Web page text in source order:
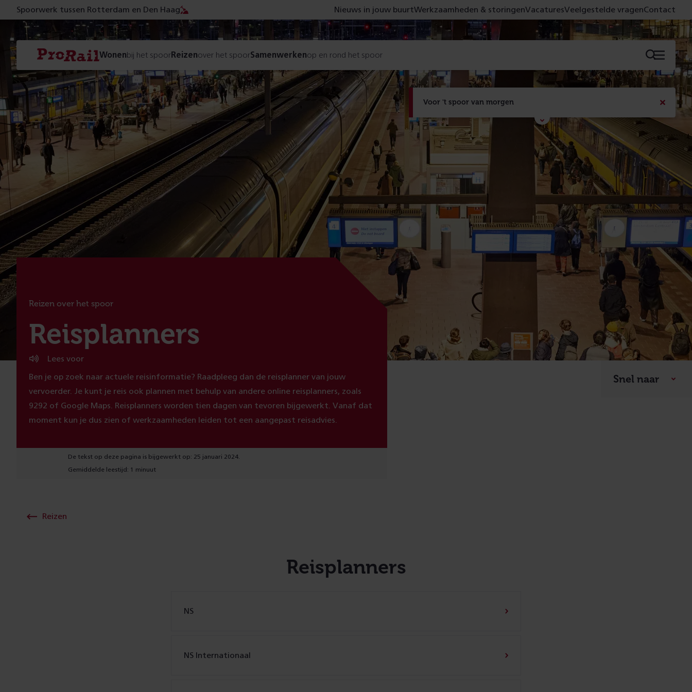
Voor 't spoor van morgen
Met de campagne 'Voor 't spoor naar morgen' laten
we zien wat er vandaag gebeurt en wat dat -
figuurlijk gezien - morgen oplevert.
sluiten
Spoorwerk tussen Rotterdam en Den Haag Nieuws in jouw buurtWerkzaamheden & storingenVacaturesVeelgestelde vragenContact
Navigatie
Homepage
ProRail
Wonenbij het spoorReizenover het spoorSamenwerkenop en rond het spoor Menu
Reizen over het spoor
:
Reisplanners
Lees voor
Ben je op zoek naar actuele reisinformatie? Raadpleeg dan de reisplanner van jouw
vervoerder. Je kunt je reis ook plannen met behulp van andere online reisplanners, zoals
9292 of Google Maps. Reisplanners worden tien dagen van tevoren bijgewerkt. Vanaf dat
moment kun je dus zien of werkzaamheden leiden tot een aangepast reisadvies.
De tekst op deze pagina is bijgewerkt op: 25 januari 2024.
Gemiddelde leestijd: 1 minuut
Snel naar
Reizen
Reisplanners
NS
NS Internationaal